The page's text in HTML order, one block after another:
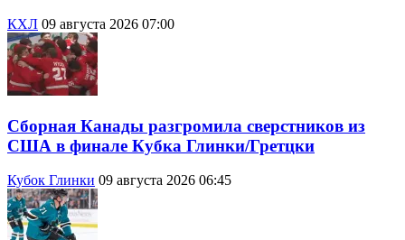
КХЛ 09 августа 2026 07:00
Сборная Канады разгромила сверстников из
США в финале Кубка Глинки/Гретцки
Кубок Глинки 09 августа 2026 06:45